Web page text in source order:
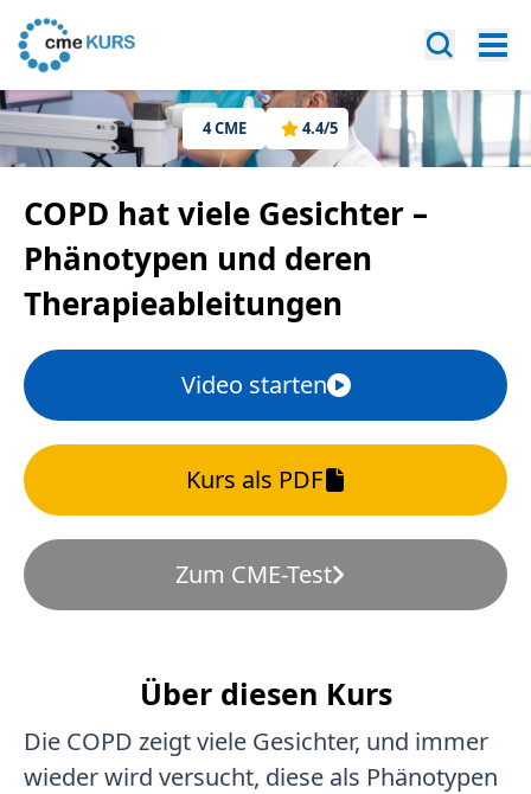
4CME 4.4/5
COPD hat viele Gesichter –
Phänotypen und deren
Therapieableitungen
Video starten
Kurs als PDF
Zum CME-Test
Über diesen Kurs
Die COPD zeigt viele Gesichter, und immer
wieder wird versucht, diese als Phänotypen